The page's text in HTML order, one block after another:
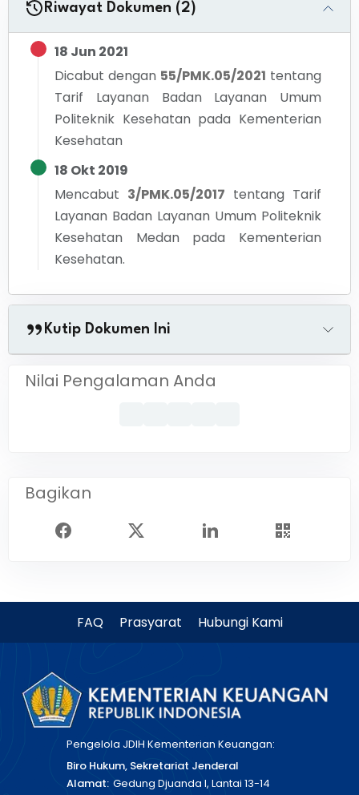
Riwayat Dokumen (2)
18 Jun 2021
Dicabut dengan 55/PMK.05/2021 tentang
Tarif Layanan Badan Layanan Umum
Politeknik Kesehatan pada Kementerian
Kesehatan
18 Okt 2019
Mencabut 3/PMK.05/2017 tentang Tarif
Layanan Badan Layanan Umum Politeknik
Kesehatan Medan pada Kementerian
Kesehatan.
Kutip Dokumen Ini
Nilai Pengalaman Anda
Bagikan
FAQ Prasyarat Hubungi Kami
Pengelola JDIH Kementerian Keuangan:
Biro Hukum, Sekretariat Jenderal
Alamat: Gedung Djuanda I, Lantai 13-14